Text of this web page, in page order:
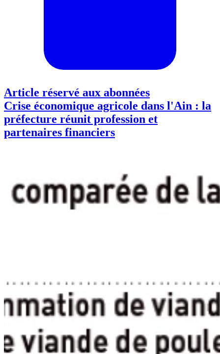
Article réservé aux abonnées
Crise économique agricole dans l'Ain : la
préfecture réunit profession et
partenaires financiers